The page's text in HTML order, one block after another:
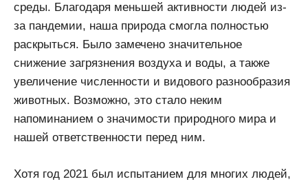
среды. Благодаря меньшей активности людей из-
за пандемии, наша природа смогла полностью
раскрыться. Было замечено значительное
снижение загрязнения воздуха и воды, а также
увеличение численности и видового разнообразия
животных. Возможно, это стало неким
напоминанием о значимости природного мира и
нашей ответственности перед ним.
Хотя год 2021 был испытанием для многих людей,